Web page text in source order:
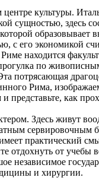
культуры.
сущностью, здесь
образовывает
с его экономикой
находится
по
Рима,
представьте, как
Здесь живут
сервировочным
практический
отдохнуть от
независимое
и хирургии.